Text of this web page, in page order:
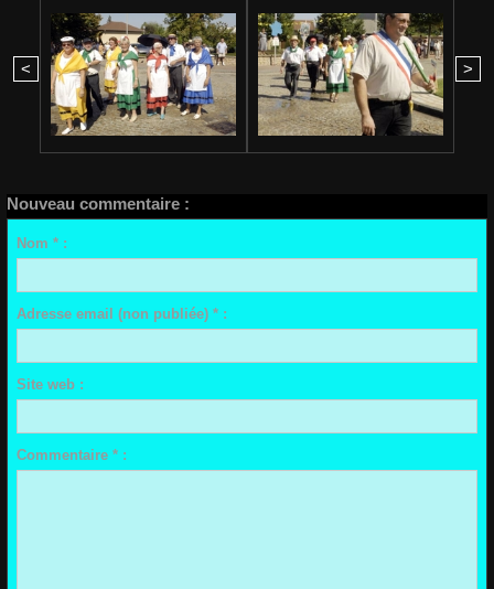
< >
Nouveau commentaire :
Nom * :
Adresse email (non publiée) * :
Site web :
Commentaire * :